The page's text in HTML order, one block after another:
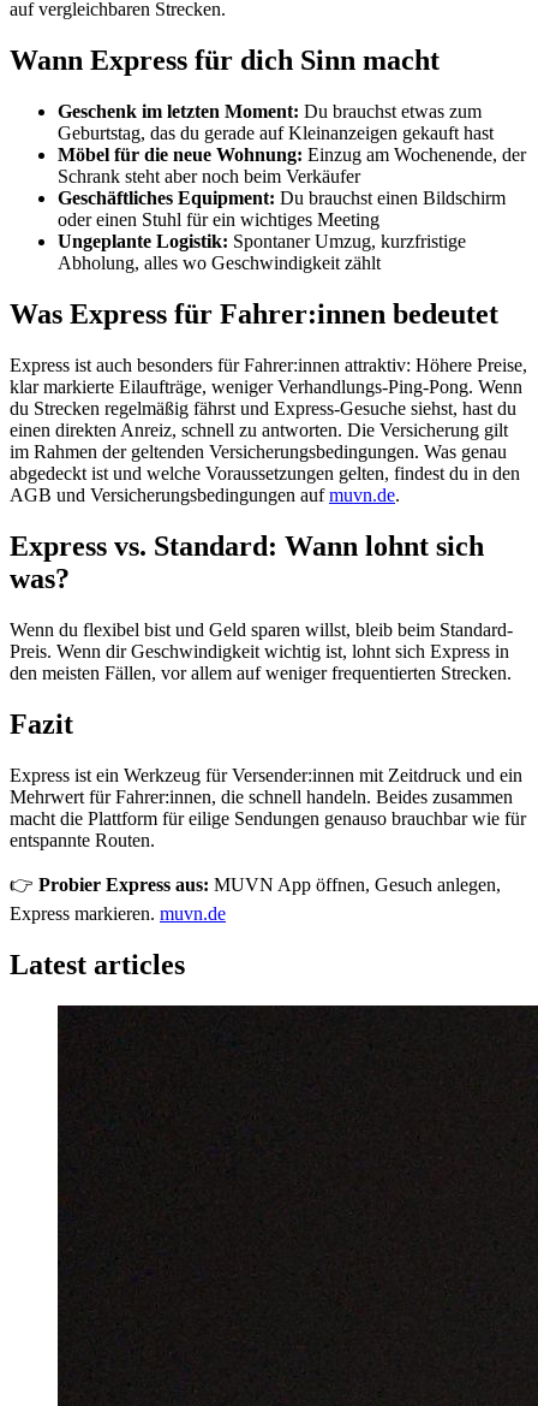
auf vergleichbaren Strecken.
Wann Express für dich Sinn macht
Geschenk im letzten Moment: Du brauchst etwas zum
Geburtstag, das du gerade auf Kleinanzeigen gekauft hast
Möbel für die neue Wohnung: Einzug am Wochenende, der
Schrank steht aber noch beim Verkäufer
Geschäftliches Equipment: Du brauchst einen Bildschirm
oder einen Stuhl für ein wichtiges Meeting
Ungeplante Logistik: Spontaner Umzug, kurzfristige
Abholung, alles wo Geschwindigkeit zählt
Was Express für Fahrer:innen bedeutet
Express ist auch besonders für Fahrer:innen attraktiv: Höhere Preise,
klar markierte Eilaufträge, weniger Verhandlungs-Ping-Pong. Wenn
du Strecken regelmäßig fährst und Express-Gesuche siehst, hast du
einen direkten Anreiz, schnell zu antworten. Die Versicherung gilt
im Rahmen der geltenden Versicherungsbedingungen. Was genau
abgedeckt ist und welche Voraussetzungen gelten, findest du in den
AGB und Versicherungsbedingungen aufmuvn.de.
Express vs. Standard: Wann lohnt sich
was?
Wenn du flexibel bist und Geld sparen willst, bleib beim Standard-
Preis. Wenn dir Geschwindigkeit wichtig ist, lohnt sich Express in
den meisten Fällen, vor allem auf weniger frequentierten Strecken.
Fazit
Express ist ein Werkzeug für Versender:innen mit Zeitdruck und ein
Mehrwert für Fahrer:innen, die schnell handeln. Beides zusammen
macht die Plattform für eilige Sendungen genauso brauchbar wie für
entspannte Routen.
👉 Probier Express aus: MUVN App öffnen, Gesuch anlegen,
Express markieren. muvn.de
Latest articles